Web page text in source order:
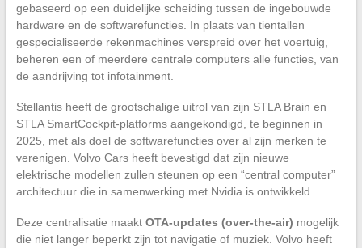
gebaseerd op een duidelijke scheiding tussen de ingebouwde
hardware en de softwarefuncties. In plaats van tientallen
gespecialiseerde rekenmachines verspreid over het voertuig,
beheren een of meerdere centrale computers alle functies, van
de aandrijving tot infotainment.
Stellantis heeft de grootschalige uitrol van zijn STLA Brain en
STLA SmartCockpit-platforms aangekondigd, te beginnen in
2025, met als doel de softwarefuncties over al zijn merken te
verenigen. Volvo Cars heeft bevestigd dat zijn nieuwe
elektrische modellen zullen steunen op een “central computer”
architectuur die in samenwerking met Nvidia is ontwikkeld.
Deze centralisatie maakt OTA-updates (over-the-air) mogelijk
die niet langer beperkt zijn tot navigatie of muziek. Volvo heeft